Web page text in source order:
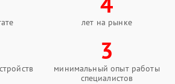
лет на рынке
3
минимальный опыт работы
специалистов